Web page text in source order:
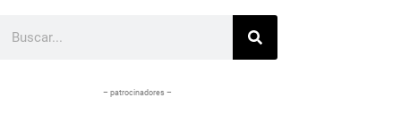
– patrocinadores –